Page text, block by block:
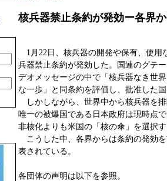
核兵器禁止条約が発効ー各界
1月22日、核兵器の開発や保有、使用
兵器禁止条約が発効した。国連のグテ
デオメッセージの中で「核兵器なき世
な一歩」と同条約を評価し、批准した
しかしながら、世界中から核兵器を
唯一の被爆国である日本政府は現時点
非核化よりも米国の「核の傘」を選択
こうした中、各界からは条約の発効
表されている。
各団体の声明は以下を参照。